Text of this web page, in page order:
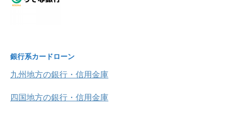
銀行系カードローン
九州地方の銀行・信用金庫
四国地方の銀行・信用金庫